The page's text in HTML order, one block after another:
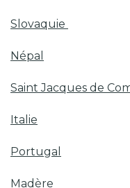
Slovaquie
Népal
Saint Jacques de
Italie
Portugal
Madère